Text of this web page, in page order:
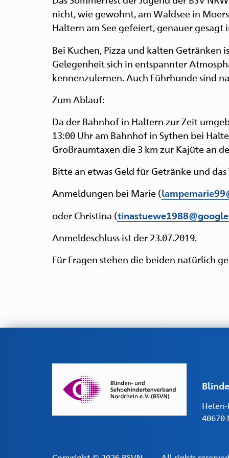
nicht, wie gewohnt, am Waldsee in
Haltern am See gefeiert, genauer gesagt
Bei Kuchen, Pizza und kalten Getränken
Gelegenheit sich in entspannter
kennenzulernen. Auch Führhunde sind
Zum Ablauf:
Da der Bahnhof in Haltern zur Zeit
13:00 Uhr am Bahnhof in Sythen bei
Großraumtaxen die 3 km zur Kajüte an
Bitte an etwas Geld für Getränke und das
Anmeldungen bei Marie (
oder Christina (
Anmeldeschluss ist der 23.07.2019.
Für Fragen stehen die beiden natürlich
40670